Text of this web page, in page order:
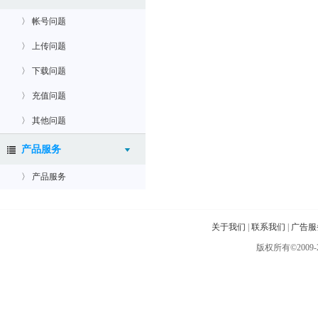
〉 帐号问题
〉 上传问题
〉 下载问题
〉 充值问题
〉 其他问题
产品服务
〉 产品服务
关于我们 联系我们 广告
版权所有©2009-